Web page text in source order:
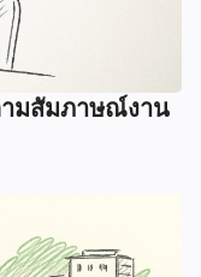
มสัมภาษณ์งาน